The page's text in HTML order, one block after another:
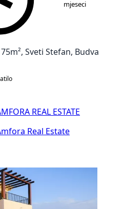
mjeseci
Sveti Stefan, Budva
REAL ESTATE
Real Estate